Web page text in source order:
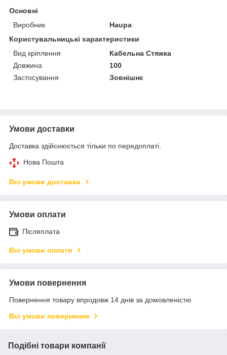
Основні
Виробник
Haupa
Користувальницькі характеристики
Вид кріплення
Кабельна Стяжка
Довжина
100
Застосування
Зовнішнє
Умови доставки
Доставка здійснюється тільки по передоплаті.
Нова Пошта
Всі умови доставки
Умови оплати
Післяплата
Всі умови оплати
Умови повернення
Повернення товару впродовж 14 днів за домовленістю
Всі умови повернення
Подібні товари компанії